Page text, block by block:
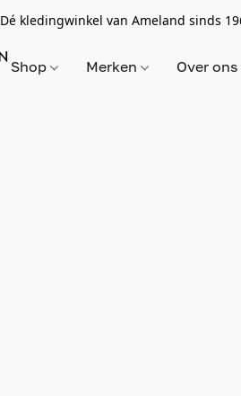
Dé kledingwinkel van Ameland sinds
Shop Merken Over ons